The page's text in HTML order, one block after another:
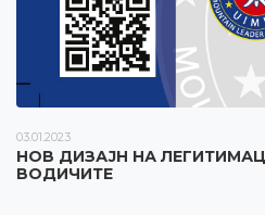
03.01.2023
НОВ ДИЗАЈН НА
ВОДИЧИТЕ